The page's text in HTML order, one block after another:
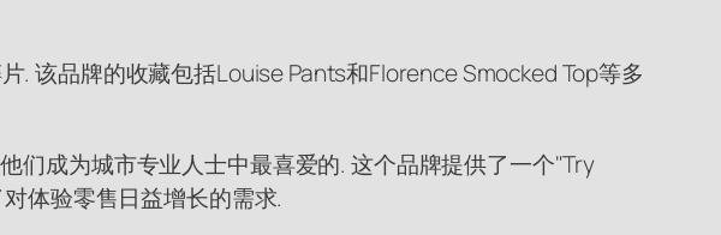
该品牌的收藏包括Louise Pants和Florence Smocked Top等多
们成为城市专业人士中最喜爱的. 这个品牌提供了一个"Try
体验零售日益增长的需求.